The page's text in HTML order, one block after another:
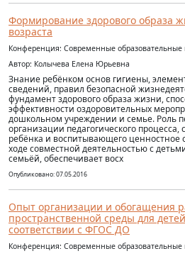
Формирование здорового образа
возраста
Конференция: Современные
Автор: Колычева Елена Юрьевна
Знание ребёнком основ гигиены,
сведений, правил безопасной
фундамент здорового образа жизни,
эффективности оздоровительных
дошкольном учреждении и семье. Роль
организации педагогического
ребёнка и воспитывающего
ходе совместной деятельностью с
семьёй, обеспечивает восх
Опубликовано: 07.05.2016
Опыт организации и обогащения
пространственной среды для
соответствии с ФГОС ДО
Конференция: Современные